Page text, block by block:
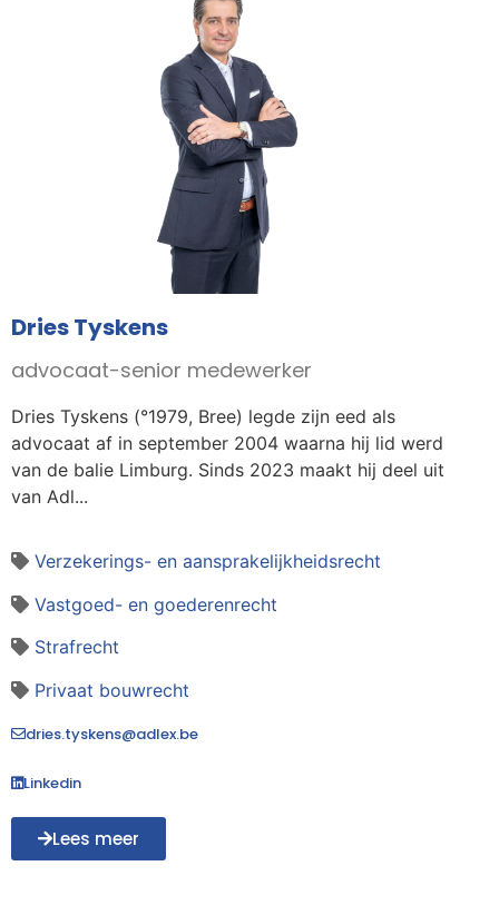
Dries Tyskens
advocaat-senior medewerker
Dries Tyskens (°1979, Bree) legde zijn eed als
advocaat af in september 2004 waarna hij lid werd
van de balie Limburg. Sinds 2023 maakt hij deel uit
van Adl...
Verzekerings- en aansprakelijkheidsrecht
Vastgoed- en goederenrecht
Strafrecht
Privaat bouwrecht
dries.tyskens@adlex.be
Linkedin
Lees meer